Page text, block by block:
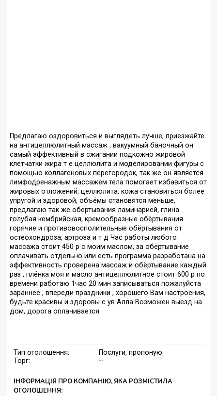
Предлагаю оздоровиться и выглядеть лучше, приезжайте
на антицеллюлитный массаж , вакуумный баночный он
самый эффективный в сжигании подкожно жировой
клетчатки жира т е целлюлита и моделировании фигуры с
помощью коллагеновых перегородок, так же он является
лимфодренажным массажем тела помогает избавиться от
жировых отложений, целлюлита, кожа становиться более
упругой и здоровой, объёмы становятся меньше,
предлагаю так же обёртывания ламинарией, глина
голубая кембрийская, кремообразные обёртывания
горячие и противовосполительные обёртывания от
остеохондроза, артроза и т д Час работы любого
массажа стоит 450 р с моим маслом, за обёртывание
оплачивать отдельно или есть программа разработана на
эффективность проверена массаж и обёртывание каждый
раз , плёнка моя и масло антицеллюлитное стоит 600 р по
времени работаю 1час 20 мин записываться пожалуйста
зараннее , впереди праздники , хорошего Вам настроения,
будьте красивы и здоровы с ув Алла Возможен выезд на
дом, дорога оплачивается
Тип оголошення:
Послуги, пропоную
Торг:
--
ІНФОРМАЦІЯ ПРО КОМПАНІЮ, ЯКА РОЗМІСТИЛА
ОГОЛОШЕННЯ: